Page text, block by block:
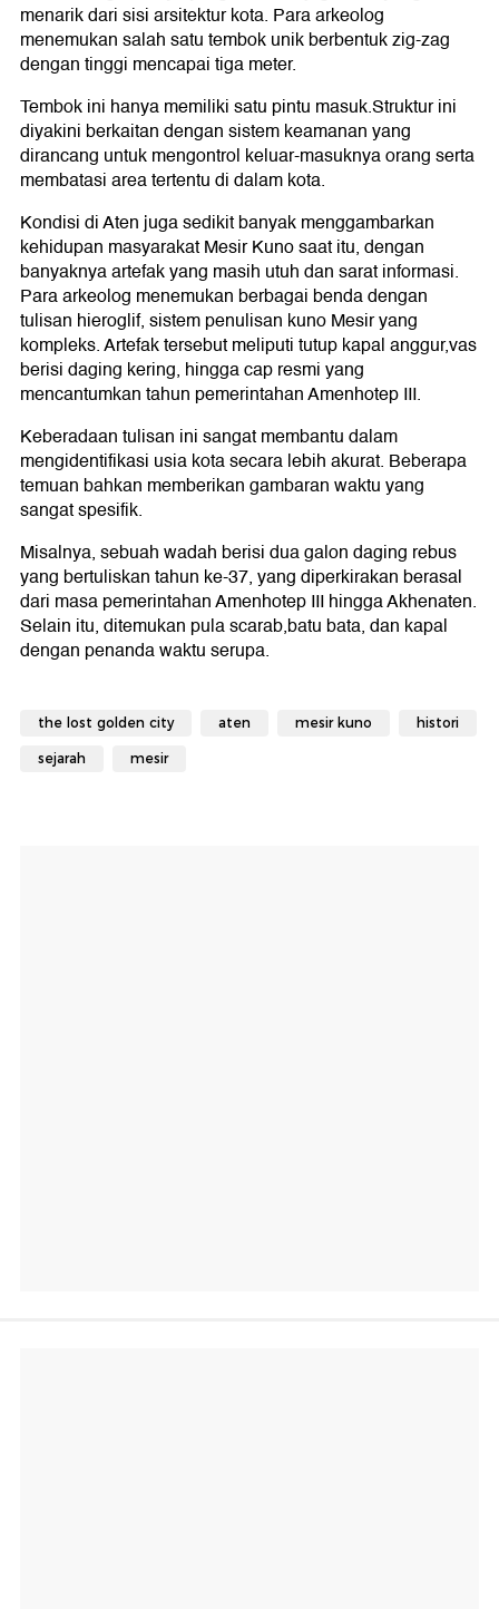
menarik dari sisi arsitektur kota. Para arkeolog
menemukan salah satu tembok unik berbentuk zig-zag
dengan tinggi mencapai tiga meter.
Tembok ini hanya memiliki satu pintu masuk.Struktur ini
diyakini berkaitan dengan sistem keamanan yang
dirancang untuk mengontrol keluar-masuknya orang serta
membatasi area tertentu di dalam kota.
Kondisi di Aten juga sedikit banyak menggambarkan
kehidupan masyarakat Mesir Kuno saat itu, dengan
banyaknya artefak yang masih utuh dan sarat informasi.
Para arkeolog menemukan berbagai benda dengan
tulisan hieroglif, sistem penulisan kuno Mesir yang
kompleks. Artefak tersebut meliputi tutup kapal anggur,vas
berisi daging kering, hingga cap resmi yang
mencantumkan tahun pemerintahan Amenhotep III.
Keberadaan tulisan ini sangat membantu dalam
mengidentifikasi usia kota secara lebih akurat. Beberapa
temuan bahkan memberikan gambaran waktu yang
sangat spesifik.
Misalnya, sebuah wadah berisi dua galon daging rebus
yang bertuliskan tahun ke-37, yang diperkirakan berasal
dari masa pemerintahan Amenhotep III hingga Akhenaten.
Selain itu, ditemukan pula scarab,batu bata, dan kapal
dengan penanda waktu serupa.
the lost golden city aten mesir kuno histori
sejarah mesir